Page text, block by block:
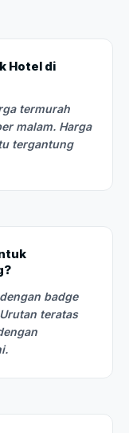
Hotel di
termurah
malam. Harga
tergantung
badge
teratas